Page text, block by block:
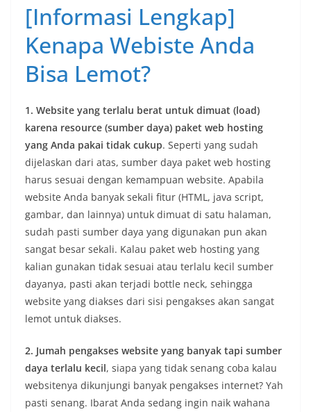
[Informasi Lengkap]
Kenapa Webiste Anda
Bisa Lemot?
1. Website yang terlalu berat untuk dimuat (load)
karena resource (sumber daya) paket web hosting
yang Anda pakai tidak cukup. Seperti yang sudah
dijelaskan dari atas, sumber daya paket web hosting
harus sesuai dengan kemampuan website. Apabila
website Anda banyak sekali fitur (HTML, java script,
gambar, dan lainnya) untuk dimuat di satu halaman,
sudah pasti sumber daya yang digunakan pun akan
sangat besar sekali. Kalau paket web hosting yang
kalian gunakan tidak sesuai atau terlalu kecil sumber
dayanya, pasti akan terjadi bottle neck, sehingga
website yang diakses dari sisi pengakses akan sangat
lemot untuk diakses.
2. Jumah pengakses website yang banyak tapi sumber
daya terlalu kecil, siapa yang tidak senang coba kalau
websitenya dikunjungi banyak pengakses internet? Yah
pasti senang. Ibarat Anda sedang ingin naik wahana